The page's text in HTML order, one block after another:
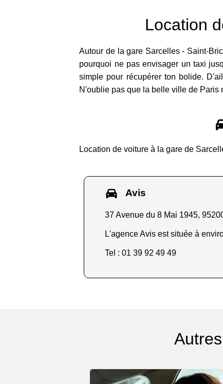
Location
Autour de la gare Sarcelles - Saint-
pourquoi ne pas envisager un taxi
simple pour récupérer ton bolide.
N'oublie pas que la belle ville de Paris
Location de voiture à la gare de
Avis
37 Avenue du 8 Mai 1945,
L'agence Avis est située à
Tel : 01 39 92 49 49